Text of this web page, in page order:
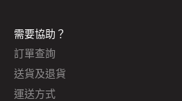
需要協助？
訂單查詢
送貨及退貨
運送方式